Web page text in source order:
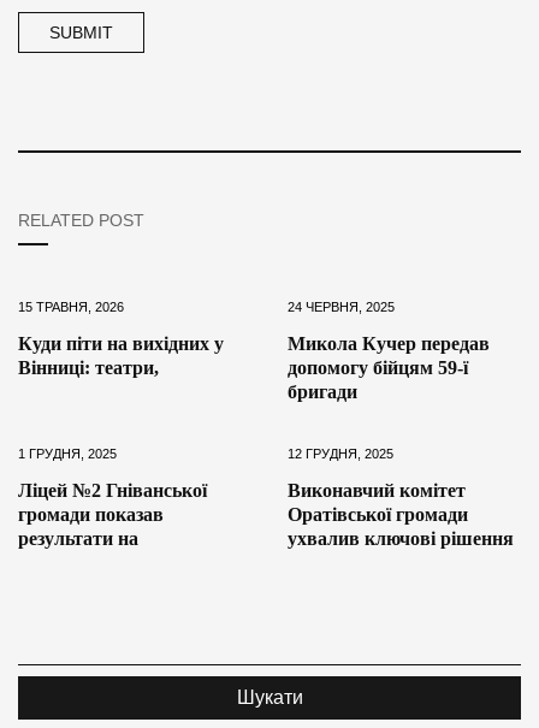
RELATED POST
15 ТРАВНЯ, 2026
Куди піти на вихідних у
Вінниці: театри,
24 ЧЕРВНЯ, 2025
Микола Кучер передав
допомогу бійцям 59-ї
бригади
1 ГРУДНЯ, 2025
Ліцей №2 Гніванської
громади показав
результати на
12 ГРУДНЯ, 2025
Виконавчий комітет
Оратівської громади
ухвалив ключові рішення